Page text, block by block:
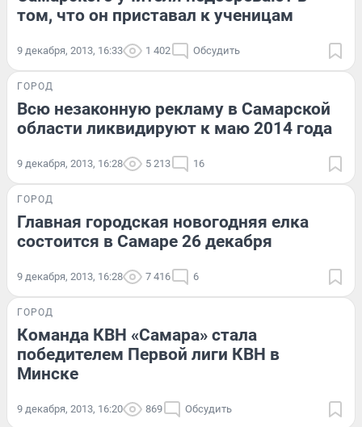
том, что он приставал к ученицам
9 декабря, 2013, 16:33 1 402 Обсудить
ГОРОД
Всю незаконную рекламу в Самарской
области ликвидируют к маю 2014 года
9 декабря, 2013, 16:28 5 213 16
ГОРОД
Главная городская новогодняя елка
состоится в Самаре 26 декабря
9 декабря, 2013, 16:28 7 416 6
ГОРОД
Команда КВН «Самара» стала
победителем Первой лиги КВН в
Минске
9 декабря, 2013, 16:20 869 Обсудить